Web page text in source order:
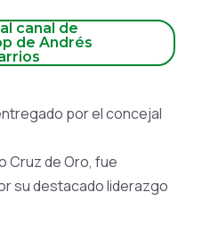
canal de
de Andrés
por el concejal
Cruz de Oro, fue
su destacado liderazgo